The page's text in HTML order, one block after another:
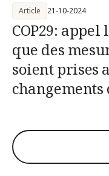
COP29:
que des
soient prises
dans les
Article 21-10-2024